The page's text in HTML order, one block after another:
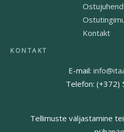
Ostujuhend
Kontakt
E-mail:
Telefon: (+372)
Tellimuste väljastamine